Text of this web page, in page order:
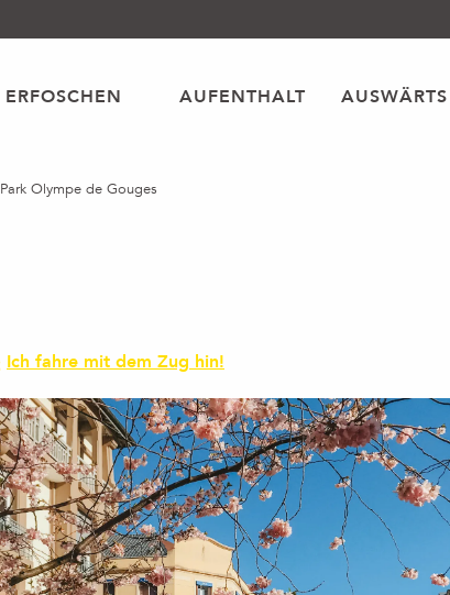
ERFOSCHEN AUFENTHALT
Park Olympe de Gouges
Ich fahre mit dem Zug hin!